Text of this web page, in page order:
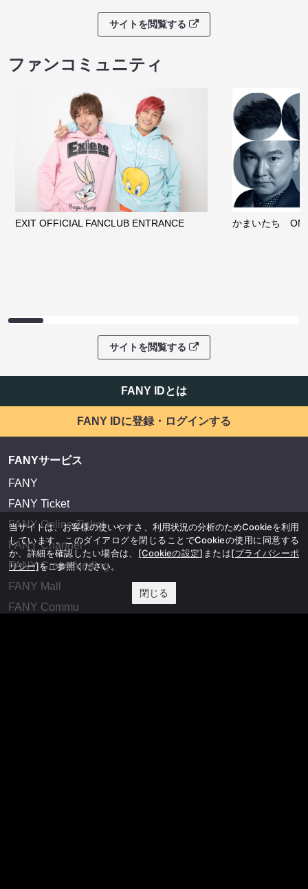
サイトを閲覧する
ファンコミュニティ
EXIT OFFICIAL FANCLUB ENTRANCE かまいたち
サイトを閲覧する
FANY IDとは
FANY IDに登録・ログインする
FANYサービス
FANY
FANY Ticket
FANY Online Ticket
FANY Channel
FANY Crowdfunding
FANY Mall
FANY Commu
当サイトは、お客様の使いやすさ、利用状況の分析のためCookieを利用
しています。このダイアログを閉じることでCookieの使用に同意する
か、詳細を確認したい場合は、 [Cookieの設定] または[プライバシーポ
リシー]をご参照ください。
閉じる